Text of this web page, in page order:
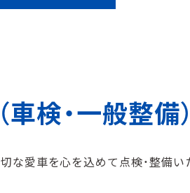
⾞検・⼀般整備）
な愛⾞を⼼を込めて点検・整備い